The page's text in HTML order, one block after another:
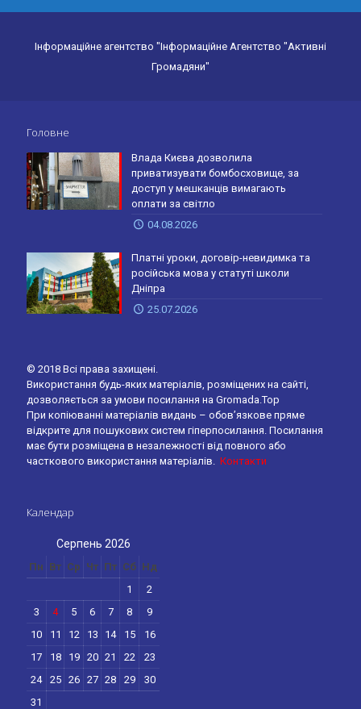
Інформаційне агентство "Інформаційне Агентство "Активні
Громадяни"
Головне
Влада Києва дозволила
приватизувати бомбосховище, за
доступ у мешканців вимагають
оплати за світло
04.08.2026
Платні уроки, договір-невидимка та
російська мова у статуті школи
Дніпра
25.07.2026
© 2018 Всі права захищені.
Використання будь-яких матеріалів, розміщених на сайті,
дозволяється за умови посилання на Gromada.Top
При копіюванні матеріалів видань – обов’язкове пряме
відкрите для пошукових систем гіперпосилання. Посилання
має бути розміщена в незалежності від повного або
часткового використання матеріалів. Контакти
Календар
Серпень 2026
Пн Вт Ср Чт Пт Сб Нд
1
2
3
4 5 6 7 8
9
10
11 12 13 14 15
16
17
18 19 20 21 22
23
24
25 26 27 28 29
30
31